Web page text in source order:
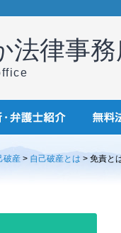
法律事
破産 > 自己破産とは > 免責と